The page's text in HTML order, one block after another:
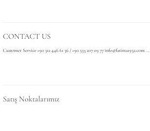
CONTACT US
Customer Service +90 312 446 61 36 / +90 533 207 09 77 info@fatima1932.com ...
Satış Noktalarımız